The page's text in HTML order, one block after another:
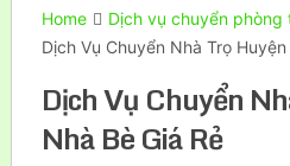
Home
Dịch vụ chuyển phòng
Dịch Vụ Chuyển Nhà Trọ
Dịch Vụ Chuyển
Nhà Bè Giá Rẻ